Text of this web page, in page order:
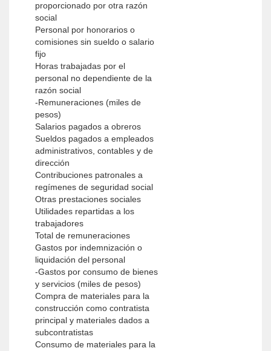
proporcionado por otra razón
social
Personal por honorarios o
comisiones sin sueldo o salario
fijo
Horas trabajadas por el
personal no dependiente de la
razón social
-Remuneraciones (miles de
pesos)
Salarios pagados a obreros
Sueldos pagados a empleados
administrativos, contables y de
dirección
Contribuciones patronales a
regímenes de seguridad social
Otras prestaciones sociales
Utilidades repartidas a los
trabajadores
Total de remuneraciones
Gastos por indemnización o
liquidación del personal
-Gastos por consumo de bienes
y servicios (miles de pesos)
Compra de materiales para la
construcción como contratista
principal y materiales dados a
subcontratistas
Consumo de materiales para la